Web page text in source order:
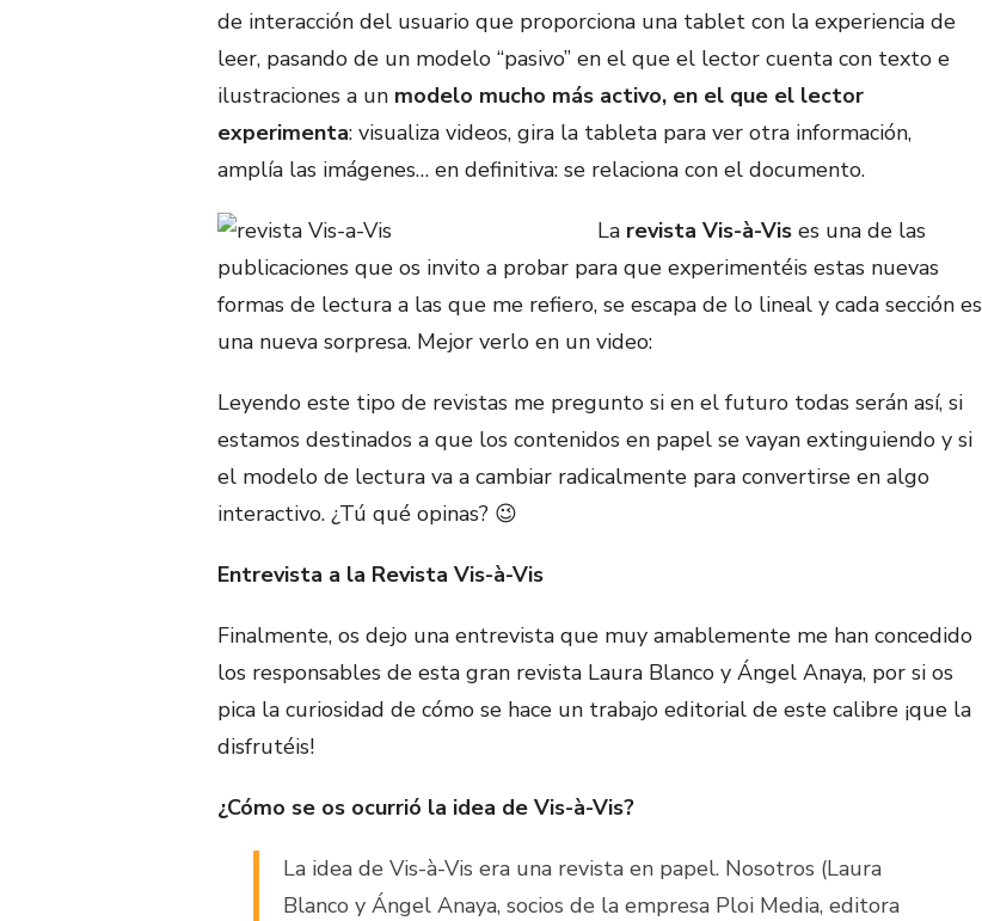
de interacción del usuario que proporciona una tablet con la experiencia de
leer, pasando de un modelo “pasivo” en el que el lector cuenta con texto e
ilustraciones a un modelo mucho más activo, en el que el lector
experimenta: visualiza videos, gira la tableta para ver otra información,
amplía las imágenes… en definitiva: se relaciona con el documento.
La revista Vis-à-Vis es una de las
publicaciones que os invito a probar para que experimentéis estas nuevas
formas de lectura a las que me refiero, se escapa de lo lineal y cada sección es
una nueva sorpresa. Mejor verlo en un video:
Leyendo este tipo de revistas me pregunto si en el futuro todas serán así, si
estamos destinados a que los contenidos en papel se vayan extinguiendo y si
el modelo de lectura va a cambiar radicalmente para convertirse en algo
interactivo. ¿Tú qué opinas? 😉
Entrevista a la Revista Vis-à-Vis
Finalmente, os dejo una entrevista que muy amablemente me han concedido
los responsables de esta gran revista Laura Blanco y Ángel Anaya, por si os
pica la curiosidad de cómo se hace un trabajo editorial de este calibre ¡que la
disfrutéis!
¿Cómo se os ocurrió la idea de Vis-à-Vis?
La idea de Vis-à-Vis era una revista en papel. Nosotros (Laura
Blanco y Ángel Anaya, socios de la empresa Ploi Media, editora